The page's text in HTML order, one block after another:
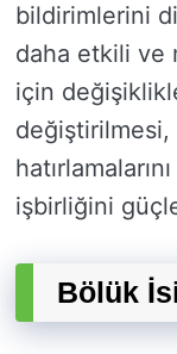
bildirimlerini
daha etkili ve
için
değiştirilmesi,
işbirliğini
Bölük